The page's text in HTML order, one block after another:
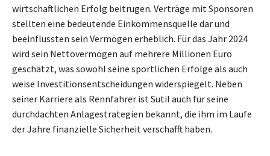
wirtschaftlichen Erfolg beitrugen. Verträge mit Sponsoren
stellten eine bedeutende Einkommensquelle dar und
beeinflussten sein Vermögen erheblich. Für das Jahr 2024
wird sein Nettovermögen auf mehrere Millionen Euro
geschätzt, was sowohl seine sportlichen Erfolge als auch
weise Investitionsentscheidungen widerspiegelt. Neben
seiner Karriere als Rennfahrer ist Sutil auch für seine
durchdachten Anlagestrategien bekannt, die ihm im Laufe
der Jahre finanzielle Sicherheit verschafft haben.